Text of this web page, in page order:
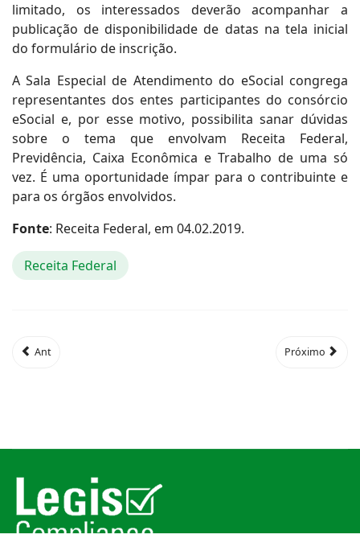
limitado, os interessados deverão acompanhar a
publicação de disponibilidade de datas na tela inicial
do formulário de inscrição.
A Sala Especial de Atendimento do eSocial congrega
representantes dos entes participantes do consórcio
eSocial e, por esse motivo, possibilita sanar dúvidas
sobre o tema que envolvam Receita Federal,
Previdência, Caixa Econômica e Trabalho de uma só
vez. É uma oportunidade ímpar para o contribuinte e
para os órgãos envolvidos.
Fonte: Receita Federal, em 04.02.2019.
Receita Federal
Ant Próximo